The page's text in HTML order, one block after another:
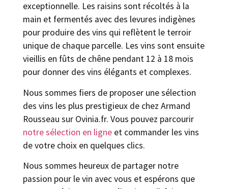
exceptionnelle. Les raisins sont récoltés à la
main et fermentés avec des levures indigènes
pour produire des vins qui reflètent le terroir
unique de chaque parcelle. Les vins sont ensuite
vieillis en fûts de chêne pendant 12 à 18 mois
pour donner des vins élégants et complexes.
Nous sommes fiers de proposer une sélection
des vins les plus prestigieux de chez Armand
Rousseau sur Ovinia.fr. Vous pouvez parcourir
notre sélection en ligne et commander les vins
de votre choix en quelques clics.
Nous sommes heureux de partager notre
passion pour le vin avec vous et espérons que